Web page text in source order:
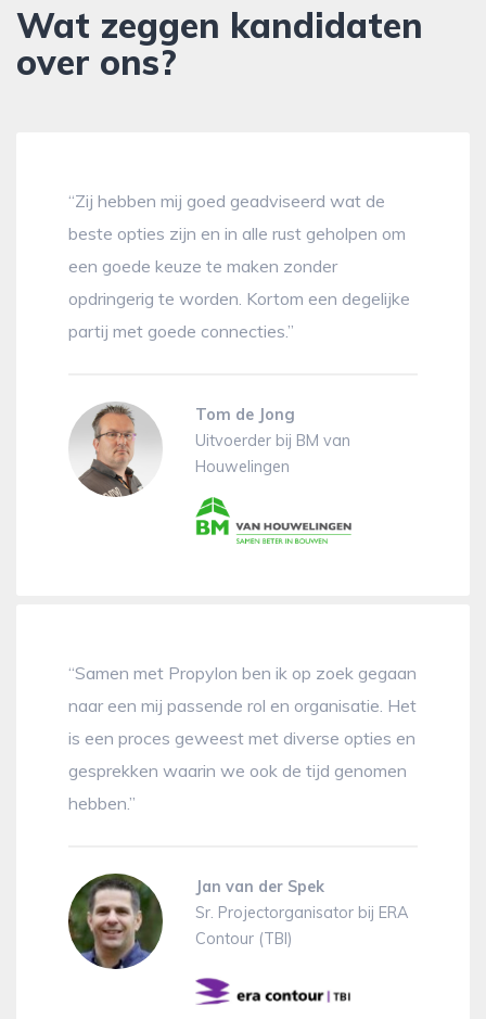
Wat zeggen kandidaten
over ons?
“Zij hebben mij goed geadviseerd wat de
beste opties zijn en in alle rust geholpen om
een goede keuze te maken zonder
opdringerig te worden. Kortom een degelijke
partij met goede connecties.”
Tom de Jong
Uitvoerder bij BM van
Houwelingen
“Samen met Propylon ben ik op zoek gegaan
naar een mij passende rol en organisatie. Het
is een proces geweest met diverse opties en
gesprekken waarin we ook de tijd genomen
hebben.”
Jan van der Spek
Sr. Projectorganisator bij ERA
Contour (TBI)